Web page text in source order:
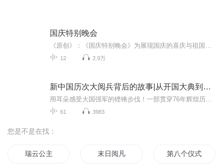
国庆特别晚会
12 2.9万
新中国历次大阅兵背后的故事|从开国大典到九三阅兵
61 3983
您是不是在找：
瑞云公主 末日阅凡 第八个仪式